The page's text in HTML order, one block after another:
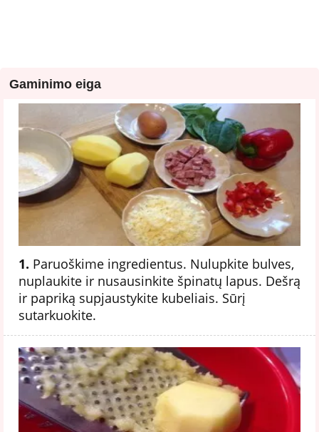
Gaminimo eiga
1. Paruoškime ingredientus. Nulupkite bulves,
nuplaukite ir nusausinkite špinatų lapus. Dešrą
ir papriką supjaustykite kubeliais. Sūrį
sutarkuokite.